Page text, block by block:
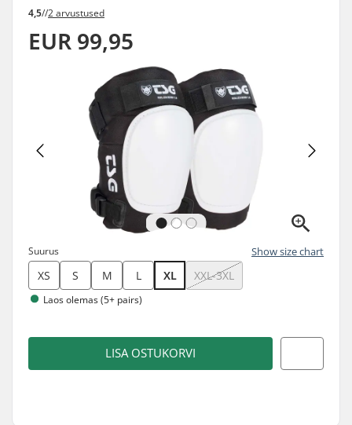
4,5//2 arvustused
EUR 99,95
Suurus Show size chart
XS S M L XL XXL-3XL
Laos olemas (5+ pairs)
LISA OSTUKORVI